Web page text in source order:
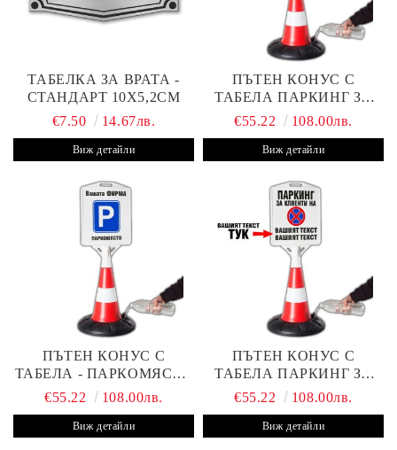
ТАБЕЛКА ЗА ВРАТА -
СТАНДАРТ 10Х5,2СМ
€7.50
14.67лв.
Виж детайли
ПЪТЕН КОНУС С
ТАБЕЛА ПАРКИНГ ЗА
КЛИЕНТИ
€55.22 108.00лв.
Виж детайли
ПЪТЕН КОНУС С
ТАБЕЛА - ПАРКОМЯСТО
(С ВАШАТА ФИРМА)
€55.22 108.00лв.
Виж детайли
ПЪТЕН КОНУС С
ТАБЕЛА ПАРКИНГ ЗА
КЛИЕНТИ С ВАШ ТЕКСТ
€55.22 108.00лв.
Виж детайли